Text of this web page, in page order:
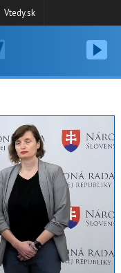
Vtedy.sk